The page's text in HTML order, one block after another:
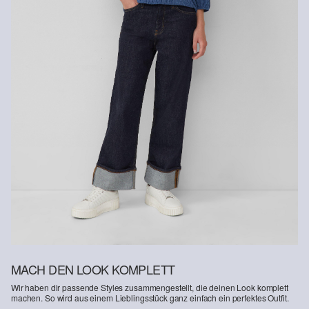
Nachhaltig zertifizierte Faser
Im Bereich nachhaltig zertifizierter Fasern engagieren wir uns für
Naturfasern aus erneuerbaren Quellen. Ihre Rohstoffe sind
ressourcenschonend angebaut.
Verantwortungsvollere Viskose: Dieses Produkt enthält
verantwortungsvollere Viskose. Für die Produktion wird
ausschliesslich Holz aus zertifizierter Forstwirtschaft verwendet. Im
Herstellungsprozess werden sowohl der Wasserverbrauch als
auch die Treibhausgasemissionen im Vergleich zu anderen nicht
zertifizierten Naturfasern stark reduziert.
MACH DEN LOOK KOMPLETT
Wir haben dir passende Styles zusammengestellt, die deinen Look komplett
machen. So wird aus einem Lieblingsstück ganz einfach ein perfektes Outfit.